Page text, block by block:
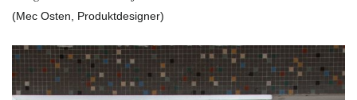
(Mec Osten, Produktdesigner)